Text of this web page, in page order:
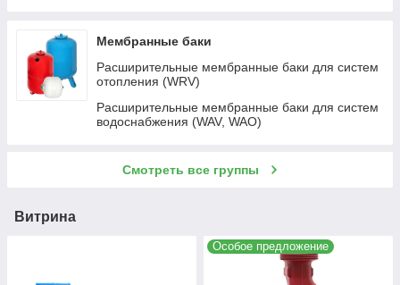
Мембранные баки
Расширительные мембранные баки для систем
отопления (WRV)
Расширительные мембранные баки для систем
водоснабжения (WAV, WAO)
Смотреть все группы
Витрина
Особое предложение